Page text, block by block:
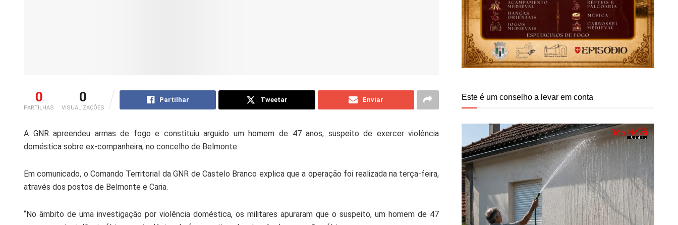
0
PARTILHAS
0
VISUALIZAÇÕES
Partilhar Tweetar Enviar
A GNR apreendeu armas de fogo e constituiu arguido um homem de 47 anos, suspeito de exercer violência
doméstica sobre ex-companheira, no concelho de Belmonte.
Em comunicado, o Comando Territorial da GNR de Castelo Branco explica que a operação foi realizada na terça-feira,
através dos postos de Belmonte e Caria.
“No âmbito de uma investigação por violência doméstica, os militares apuraram que o suspeito, um homem de 47
Este é um conselho a levar em conta